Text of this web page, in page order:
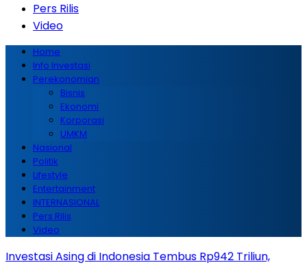
Pers Rilis
Video
Home
Info Investasi
Perekonomian
Bisnis
Ekonomi
Korporasi
UMKM
Nasional
Politik
Lifestyle
Entertainment
INTERNASIONAL
Pers Rilis
Video
Investasi Asing di Indonesia Tembus Rp942 Triliun,